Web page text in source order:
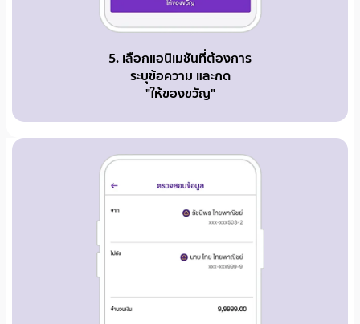
5. เลือกแอนิเมชันที่ต้องการ
ระบุข้อความ และกด
"ให้ของขวัญ"